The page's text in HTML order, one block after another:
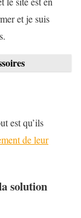
et je suis
est qu’ils
de leur
solution